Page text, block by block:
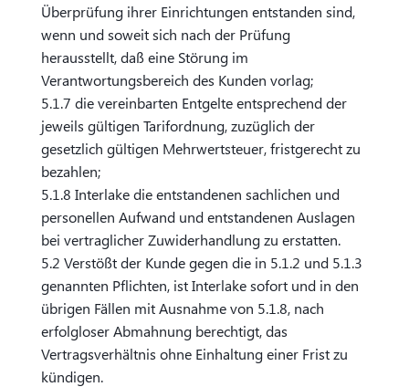
Überprüfung ihrer Einrichtungen entstanden sind,
wenn und soweit sich nach der Prüfung
herausstellt, daß eine Störung im
Verantwortungsbereich des Kunden vorlag;
5.1.7 die vereinbarten Entgelte entsprechend der
jeweils gültigen Tarifordnung, zuzüglich der
gesetzlich gültigen Mehrwertsteuer, fristgerecht zu
bezahlen;
5.1.8 Interlake die entstandenen sachlichen und
personellen Aufwand und entstandenen Auslagen
bei vertraglicher Zuwiderhandlung zu erstatten.
5.2 Verstößt der Kunde gegen die in 5.1.2 und 5.1.3
genannten Pflichten, ist Interlake sofort und in den
übrigen Fällen mit Ausnahme von 5.1.8, nach
erfolgloser Abmahnung berechtigt, das
Vertragsverhältnis ohne Einhaltung einer Frist zu
kündigen.